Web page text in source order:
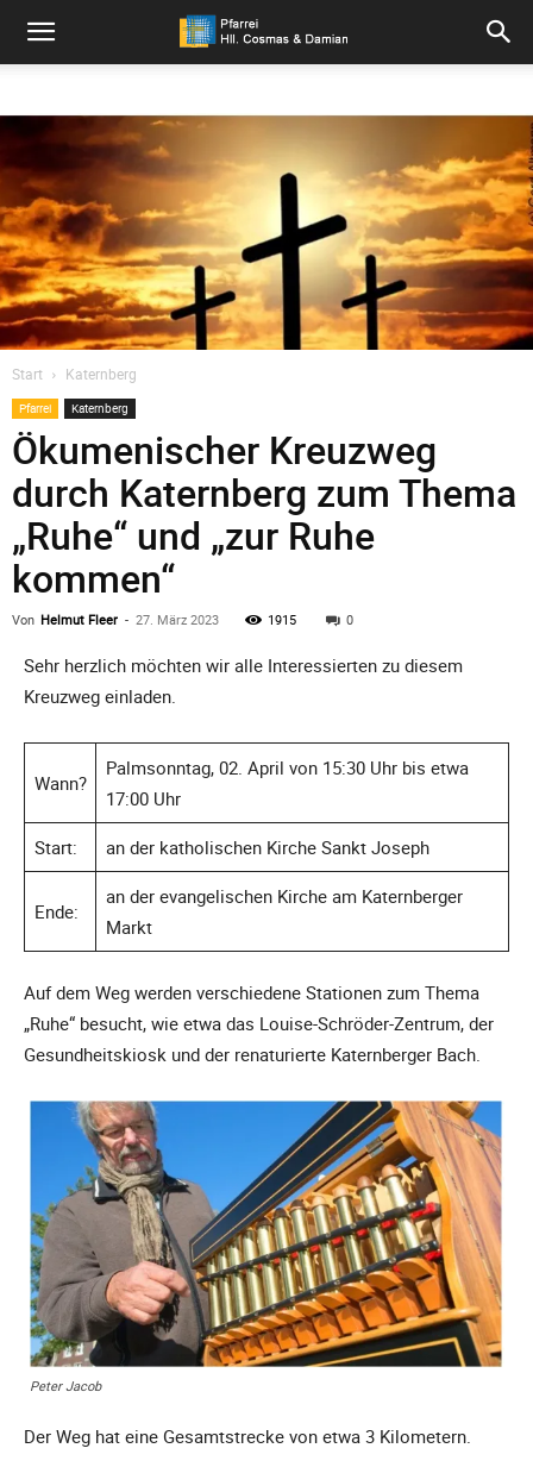
Pfarrei
Hll.
Cosmas
und
Damian
Start Katernberg
Pfarrei Katernberg
Ökumenischer Kreuzweg
durch Katernberg zum Thema
„Ruhe“ und „zur Ruhe
kommen“
Von Helmut Fleer - 27. März 2023 1915 0
Sehr herzlich möchten wir alle Interessierten zu diesem
Kreuzweg einladen.
Wann?
Palmsonntag, 02. April von 15:30 Uhr bis etwa
17:00 Uhr
Start: an der katholischen Kirche Sankt Joseph
Ende:
an der evangelischen Kirche am Katernberger
Markt
Auf dem Weg werden verschiedene Stationen zum Thema
„Ruhe“ besucht, wie etwa das Louise-Schröder-Zentrum, der
Gesundheitskiosk und der renaturierte Katernberger Bach.
Peter Jacob
Der Weg hat eine Gesamtstrecke von etwa 3 Kilometern.